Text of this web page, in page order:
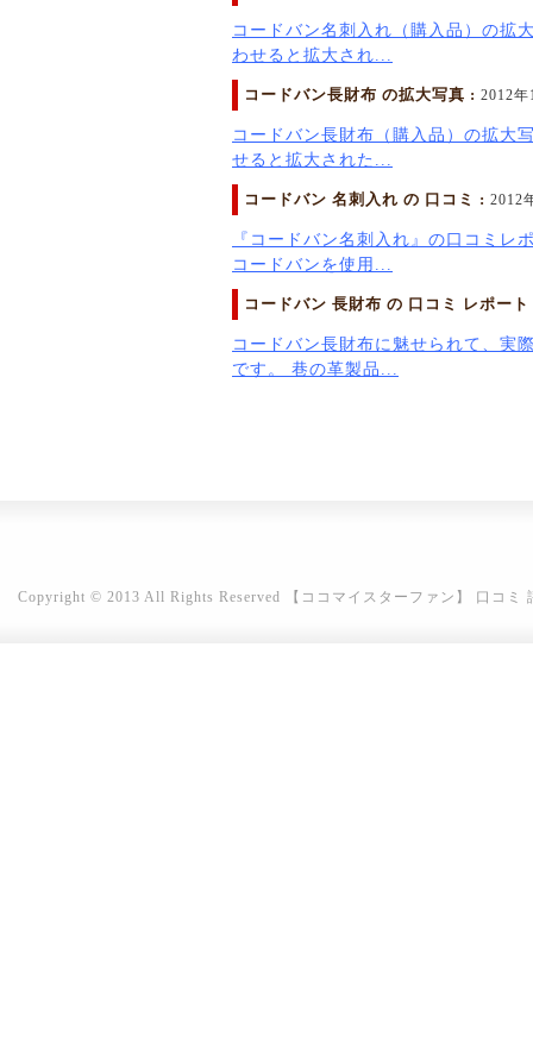
コードバン名刺入れ（購入品）の拡
わせると拡大され...
コードバン長財布 の拡大写真 : 2012年
コードバン長財布（購入品）の拡大
せると拡大された...
コードバン 名刺入れ の 口コミ : 2012
『コードバン名刺入れ』の口コミレ
コードバンを使用...
コードバン 長財布 の 口コミ レポー
コードバン長財布に魅せられて、実
です。 巷の革製品...
Copyright © 2013 All Rights Reserved 【ココマイスターファン】 口コミ